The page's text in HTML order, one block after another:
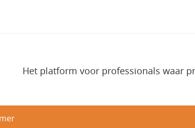
Het platform voor professionals waar